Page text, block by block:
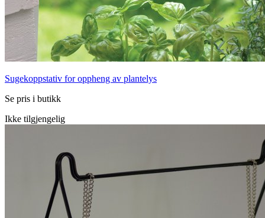
Sugekoppstativ for oppheng av plantelys
Se pris i butikk
Ikke tilgjengelig